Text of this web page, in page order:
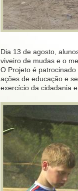
Dia 13 de agosto,
viveiro de mudas e o
O Projeto é
ações de educação e
exercício da cidadania